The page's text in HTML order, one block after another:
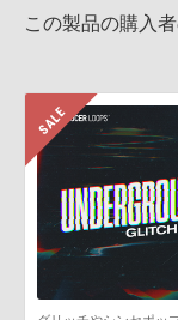
きます際には、
いただく必要がご
知らせするメール
ます説明に沿って
サンプルパック製
用意しておりませ
わせなどはテクニ
デモソングは、製
めのデモンストレ
そのものをお使い
構成する全てのサ
加方法
マークのついた情
おります。ご覧頂くに
DUTCH
この製品の購入